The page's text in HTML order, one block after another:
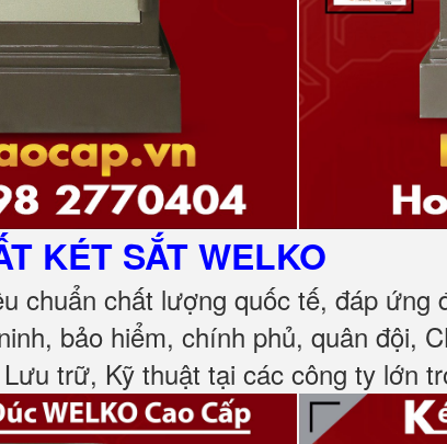
KÉT SẮTWELKO
chuẩn chất lượng quốc tế, đáp
bảo hiểm, chính phủ, quân đội,
trữ, Kỹ thuật tại các công ty lớn